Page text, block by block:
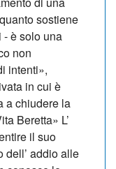
sostiene
- è solo una
non
intenti»,
in cui è
a chiudere la
Beretta» L’
il suo
dell’ addio alle